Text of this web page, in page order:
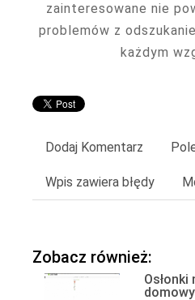
zainteresowane nie
problemów z
każdym
Dodaj Komentarz
Wpis zawiera błędy
Zobacz również: